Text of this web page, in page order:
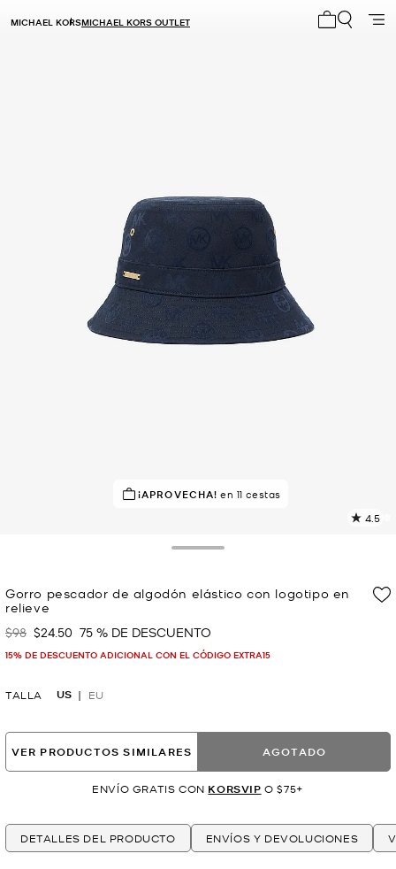
MICHAEL KORSMICHAEL KORS OUTLET
¡SOLICITADOS!6 vendidos
¡APROVECHA! en 11 cestas
4.5
Gorro pescador de algodón elástico con logotipo en
relieve
Era
$98 Ahora
$24.50 75 % DE DESCUENTO
15% DE DESCUENTO ADICIONAL CON EL CÓDIGO EXTRA15
TALLA US EU
VER PRODUCTOS SIMILARES AGOTADO
ENVÍO GRATIS CON KORSVIP O $75+
DETALLES DEL PRODUCTO ENVÍOS Y DEVOLUCIONES